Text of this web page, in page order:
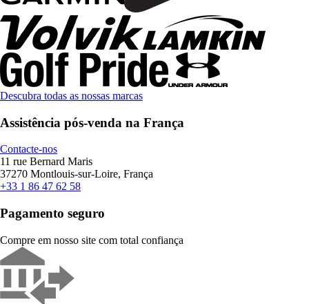
Descubra todas as nossas marcas
Assistência pós-venda na França
Contacte-nos
11 rue Bernard Maris
37270 Montlouis-sur-Loire, França
+33 1 86 47 62 58
Pagamento seguro
Compre em nosso site com total confiança